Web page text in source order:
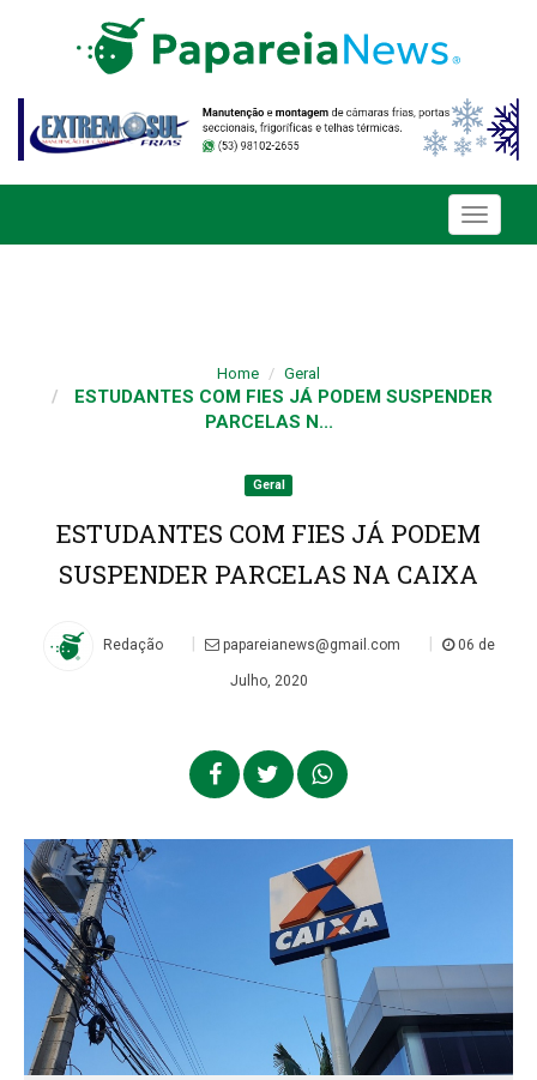
Toggle
Home Geral
ESTUDANTES COM FIES JÁ PODEM SUSPENDER
PARCELAS N...
Geral
ESTUDANTES COM FIES JÁ PODEM
SUSPENDER PARCELAS NA CAIXA
Redação | papareianews@gmail.com | 06 de
Julho, 2020